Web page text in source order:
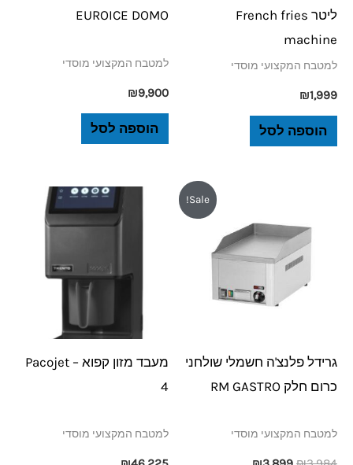
ליטר French fries
machine
למטבח המקצועי מוסדי
₪1,999
הוספה לסל
EUROICE DOMO
למטבח המקצועי מוסדי
₪9,900
הוספה לסל
Sale!
גרידל פלנצ'ה חשמלי שולחני
כרום חלק RM GASTRO
למטבח המקצועי מוסדי
היה:
₪3,984.
הוא:
₪3,899.
מעבד מזון קפוא – Pacojet
4
למטבח המקצועי מוסדי